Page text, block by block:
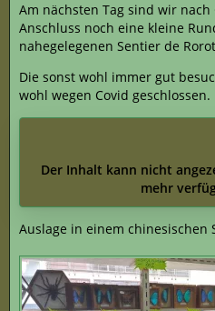
Am nächsten Tag sind wir
Anschluss noch eine kleine
nahegelegenen Sentier de
Die sonst wohl immer gut
wohl wegen Covid geschlossen.
Der Inhalt kann nicht
mehr
Auslage in einem chinesischen